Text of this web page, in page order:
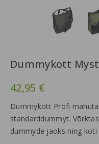
Dummykott
42,95 €
Dummykott Profi
standarddummyt.
dummyde jaoks ning